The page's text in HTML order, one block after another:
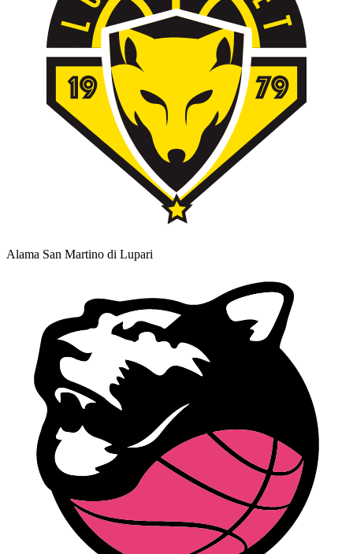
Alama San Martino di Lupari